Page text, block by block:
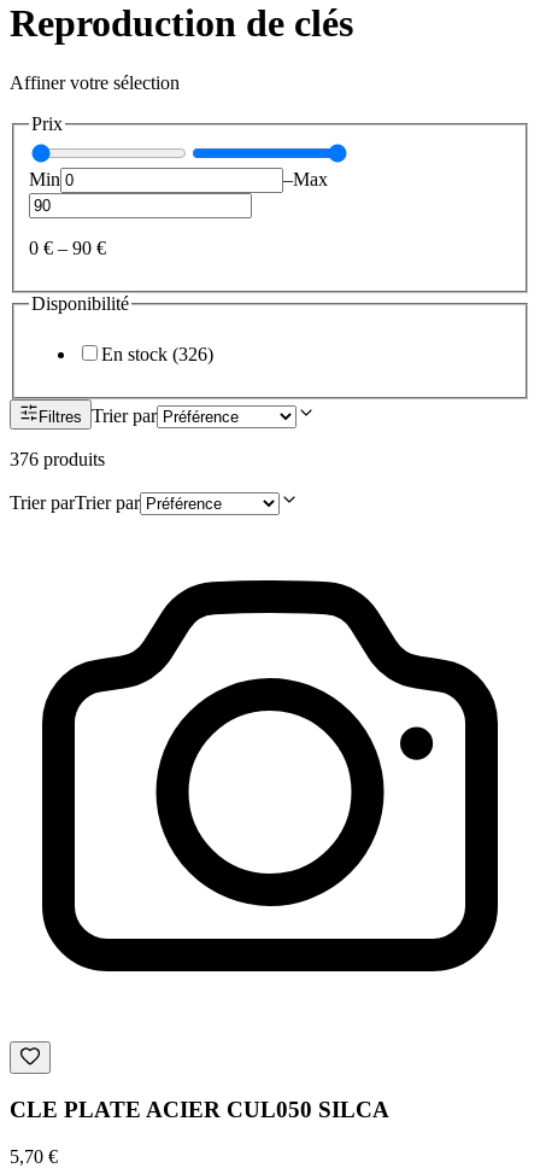
Reproduction de clés
Affiner votre sélection
Prix
Min –Max
0 € – 90 €
Disponibilité
En stock (326)
Filtres Trier par
376 produits
Trier parTrier par
CLE PLATE ACIER CUL050 SILCA
5,70 €